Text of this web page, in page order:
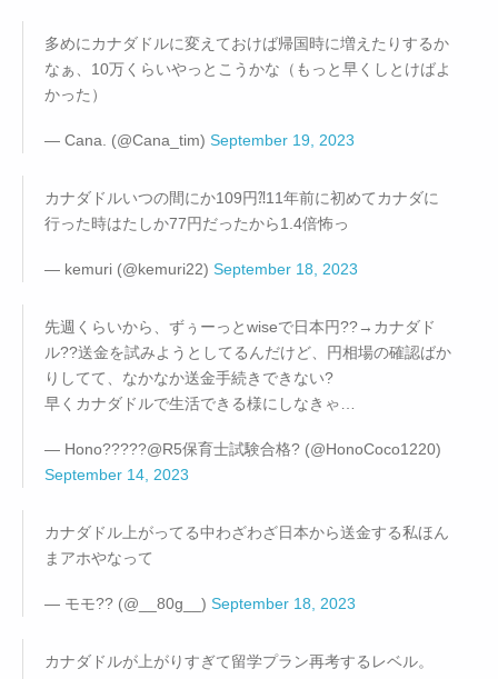
多めにカナダドルに変えておけば帰国時に増えたりするか
なぁ、10万くらいやっとこうかな（もっと早くしとけばよ
かった）
— Cana. (@Cana_tim) September 19, 2023
カナダドルいつの間にか109円⁈11年前に初めてカナダに
行った時はたしか77円だったから1.4倍怖っ
— kemuri (@kemuri22) September 18, 2023
先週くらいから、ずぅーっとwiseで日本円??→カナダド
ル??送金を試みようとしてるんだけど、円相場の確認ばか
りしてて、なかなか送金手続きできない?
早くカナダドルで生活できる様にしなきゃ…
— Hono?????@R5保育士試験合格? (@HonoCoco1220)
September 14, 2023
カナダドル上がってる中わざわざ日本から送金する私ほん
まアホやなって
— モモ?? (@__80g__) September 18, 2023
カナダドルが上がりすぎて留学プラン再考するレベル。